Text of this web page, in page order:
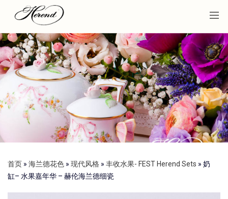
首页 » 海兰德花色 » 现代风格 » 丰收水果- FEST Herend Sets » 奶
缸– 水果嘉年华 – 赫伦海兰德细瓷